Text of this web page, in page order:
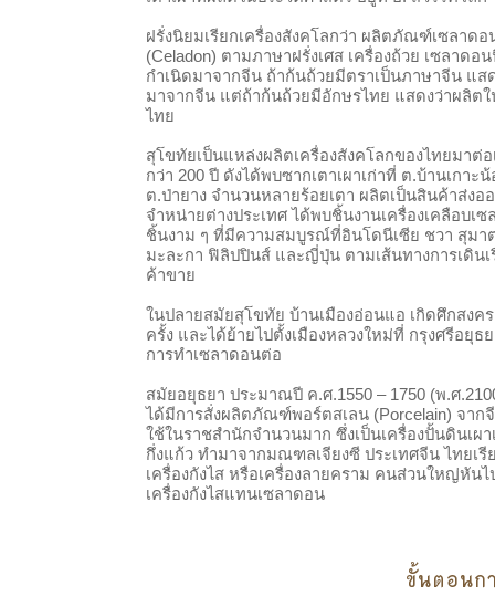
ฝรั่งนิยมเรียกเครื่องสังคโลกว่า ผลิตภัณฑ์เซลาดอ
(Celadon) ตามภาษาฝรั่งเศส เครื่องถ้วย เซลาดอ
กำเนิดมาจากจีน ถ้าก้นถ้วยมีตราเป็นภาษาจีน แส
มาจากจีน แต่ถ้าก้นถ้วยมีอักษรไทย แสดงว่าผลิตใ
ไทย
สุโขทัยเป็นแหล่งผลิตเครื่องสังคโลกของไทยมาต่
กว่า 200 ปี ดังได้พบซากเตาเผาเก่าที่ ต.บ้านเกาะ
ต.ป่ายาง จำนวนหลายร้อยเตา ผลิตเป็นสินค้าส่งอ
จำหน่ายต่างประเทศ ได้พบชิ้นงานเครื่องเคลือบเ
ชิ้นงาม ๆ ที่มีความสมบูรณ์ที่อินโดนีเซีย ชวา สุมา
มะละกา ฟิลิปปินส์ และญี่ปุ่น ตามเส้นทางการเดิน
ค้าขาย
ในปลายสมัยสุโขทัย บ้านเมืองอ่อนแอ เกิดศึกสงค
ครั้ง และได้ย้ายไปตั้งเมืองหลวงใหม่ที่ กรุงศรีอยุธ
การทำเซลาดอนต่อ
สมัยอยุธยา ประมาณปี ค.ศ.1550 – 1750 (พ.ศ
ได้มีการสั่งผลิตภัณฑ์พอร์ตสเลน (Porcelain) จาก
ใช้ในราชสำนักจำนวนมาก ซึ่งเป็นเครื่องปั้นดินเผา
กึ่งแก้ว ทำมาจากมณฑลเจียงซี ประเทศจีน ไทยเรี
เครื่องกังไส หรือเครื่องลายคราม คนส่วนใหญ่หัน
เครื่องกังไสแทนเซลาดอน
ขั้นตอนก